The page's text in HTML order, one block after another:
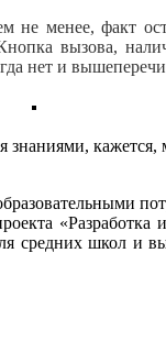
менее, факт
вызова,
нет и
средних школ и